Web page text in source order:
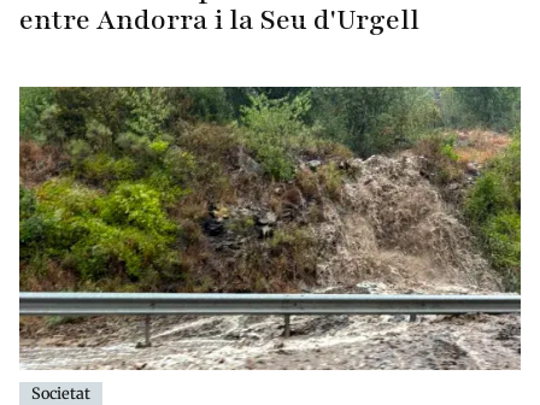
entre Andorra i la Seu d'Urgell
Societat